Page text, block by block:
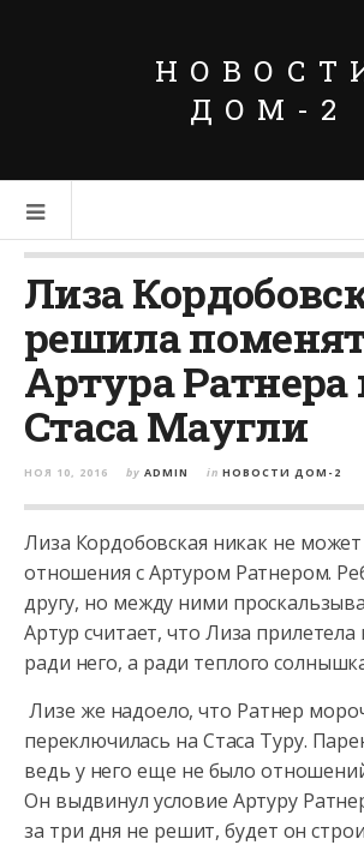
ДОМ-2
Лиза
решила
Артура Ратнера
Стаса Маугли
НОЯ 10, 2016 by ADMIN in НОВОСТИ ДОМ-2
Лиза Кордобовская никак не
отношения с Артуром Ратнером.
другу, но между ними
Артур считает, что Лиза прилетела
ради него, а ради теплого
Лизе же надоело, что Ратнер
переключилась на Стаса Туру.
ведь у него еще не было
Он выдвинул условие Артуру
за три дня не решит, будет он